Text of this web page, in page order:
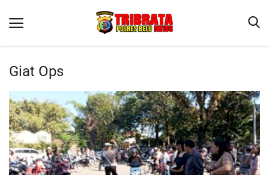
Beranda
Terms & Conditions
Reskrim
Binkam
Giat Ops